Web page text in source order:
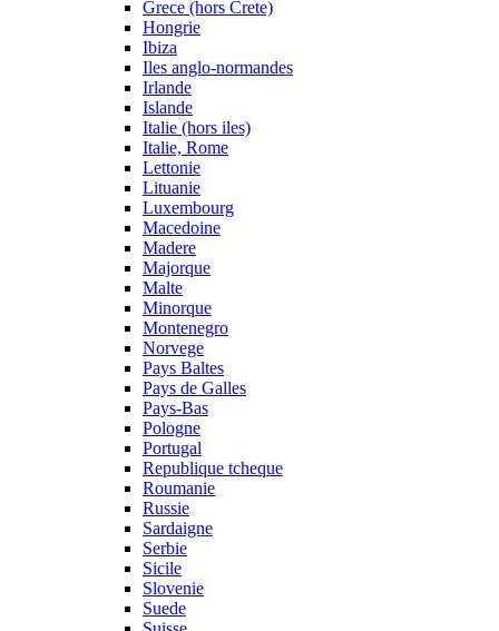
Grece (hors Crete)
Hongrie
Ibiza
Iles anglo-normandes
Irlande
Islande
Italie (hors iles)
Italie, Rome
Lettonie
Lituanie
Luxembourg
Macedoine
Madere
Majorque
Malte
Minorque
Montenegro
Norvege
Pays Baltes
Pays de Galles
Pays-Bas
Pologne
Portugal
Republique tcheque
Roumanie
Russie
Sardaigne
Serbie
Sicile
Slovenie
Suede